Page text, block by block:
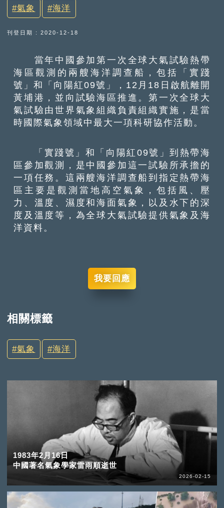
氣象 海洋
刊登日期 : 2020-12-18
當年中國參加第一次全球大氣試驗熱帶
海區觀測的兩艘海洋調查船，包括「實踐
號」和「向陽紅09號」，12月18日啟航離開
黃埔港，並向試驗海區推進。第一次全球大
氣試驗由世界氣象組織負責組織實施，是當
時國際氣象領域中最大一項科研協作活動。
「實踐號」和「向陽紅09號」到熱帶海
區參加觀測，是中國參加這一試驗所承擔的
一項任務。這兩艘海洋調查船到指定熱帶海
區主要是觀測當地高空氣象，包括風、壓
力、溫度、濕度和海面氣象，以及水下的深
度及溫度等，為全球大氣試驗提供氣象及海
洋資料。
我要回應
相關標籤
氣象 海洋
1983年2月16日
中國著名氣象學家雷雨順逝世
2026-02-15